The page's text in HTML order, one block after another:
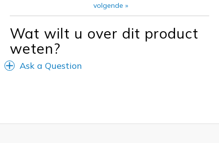
Width
Feels too narrow
Sizing
Feels half size too small
View On Shoes
volgende »
Wat wilt u over dit product
weten?
Ask a Question